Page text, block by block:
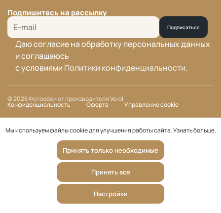
Подпишитесь на рассылку
Подписаться
Даю согласие на обработку персональных данных
и соглашаюсь
с условиямиПолитики конфиденциальности.
© 2026 Фотообои от производителя Verol
Конфиденциальность Оферта Управление cookie
Мы используем файлы cookie для улучшения работы сайта.Узнать больше.
Принять только необходимые
Принять все
Настройки